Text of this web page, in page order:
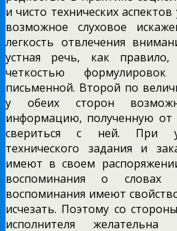
и чисто технических
возможное слуховое
легкость отвлечения
устная речь, как правило,
четкостью
письменной. Второй по
у обеих сторон
информацию, полученную от
свериться с ней. При
технического задания и
имеют в своем
воспоминания о словах
воспоминания имеют
исчезать. Поэтому со
исполнителя желательна